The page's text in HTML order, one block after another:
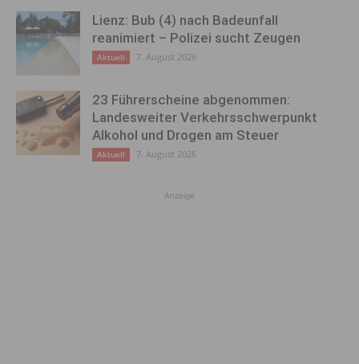
Lienz: Bub (4) nach Badeunfall
reanimiert – Polizei sucht Zeugen
Aktuell 7. August 2026
23 Führerscheine abgenommen:
Landesweiter Verkehrsschwerpunkt
Alkohol und Drogen am Steuer
Aktuell 7. August 2026
Anzeige